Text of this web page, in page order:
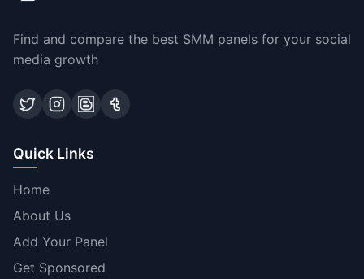
Find and compare the best SMM panels for your social
media growth
Quick Links
Home
About Us
Add Your Panel
Get Sponsored